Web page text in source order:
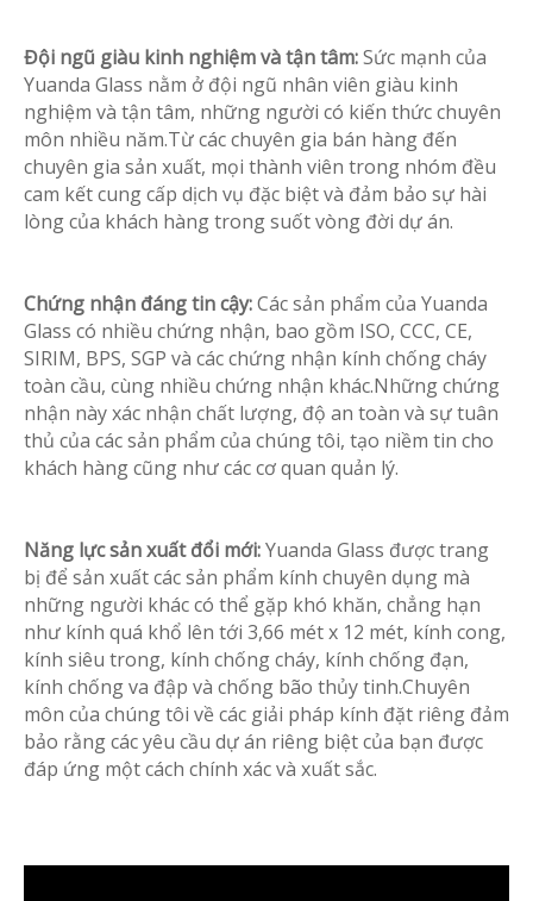
Đội ngũ giàu kinh nghiệm và tận tâm:Sức mạnh của
Yuanda Glass nằm ở đội ngũ nhân viên giàu kinh
nghiệm và tận tâm, những người có kiến ​​thức chuyên
môn nhiều năm.Từ các chuyên gia bán hàng đến
chuyên gia sản xuất, mọi thành viên trong nhóm đều
cam kết cung cấp dịch vụ đặc biệt và đảm bảo sự hài
lòng của khách hàng trong suốt vòng đời dự án.
Chứng nhận đáng tin cậy:Các sản phẩm của Yuanda
Glass có nhiều chứng nhận, bao gồm ISO, CCC, CE,
SIRIM, BPS, SGP và các chứng nhận kính chống cháy
toàn cầu, cùng nhiều chứng nhận khác.Những chứng
nhận này xác nhận chất lượng, độ an toàn và sự tuân
thủ của các sản phẩm của chúng tôi, tạo niềm tin cho
khách hàng cũng như các cơ quan quản lý.
Năng lực sản xuất đổi mới:Yuanda Glass được trang
bị để sản xuất các sản phẩm kính chuyên dụng mà
những người khác có thể gặp khó khăn, chẳng hạn
như kính quá khổ lên tới 3,66 mét x 12 mét, kính cong,
kính siêu trong, kính chống cháy, kính chống đạn,
kính chống va đập và chống bão thủy tinh.Chuyên
môn của chúng tôi về các giải pháp kính đặt riêng đảm
bảo rằng các yêu cầu dự án riêng biệt của bạn được
đáp ứng một cách chính xác và xuất sắc.